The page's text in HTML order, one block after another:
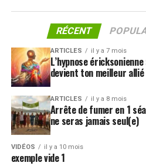
RÉCENT
ARTICLES il y a 7 mois
L’hypnose
devient ton meilleur allié
ARTICLES il y a 8 mois
Arrête de fumer en 1
ne seras jamais seul(e)
VIDÉOS il y a 10 mois
exemple vide 1